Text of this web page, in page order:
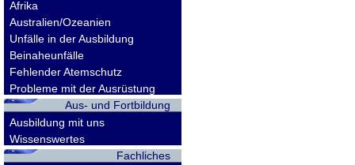
Afrika
Australien/Ozeanien
Unfälle in der Ausbildung
Beinaheunfälle
Fehlender Atemschutz
Probleme mit der Ausrüstung
Aus- und Fortbildung
Ausbildung mit uns
Wissenswertes
Fachliches